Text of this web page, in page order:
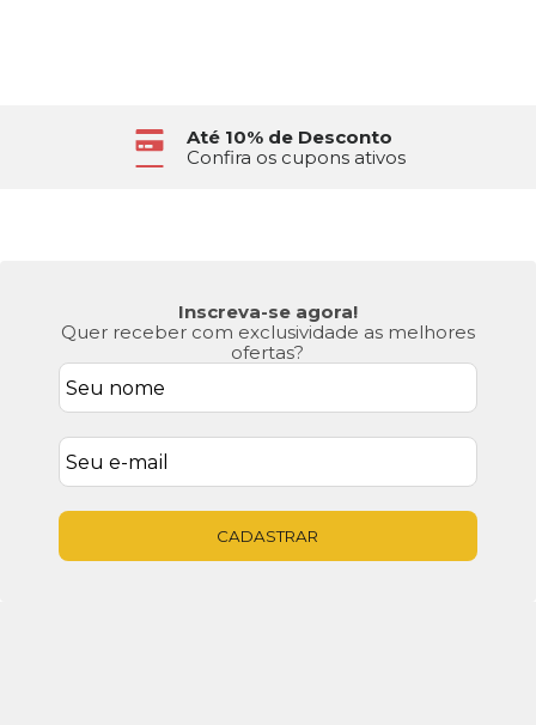
Até 10% de Desconto
Confira os cupons ativos
Inscreva-se agora!
Quer receber com exclusividade as melhores
ofertas?
CADASTRAR